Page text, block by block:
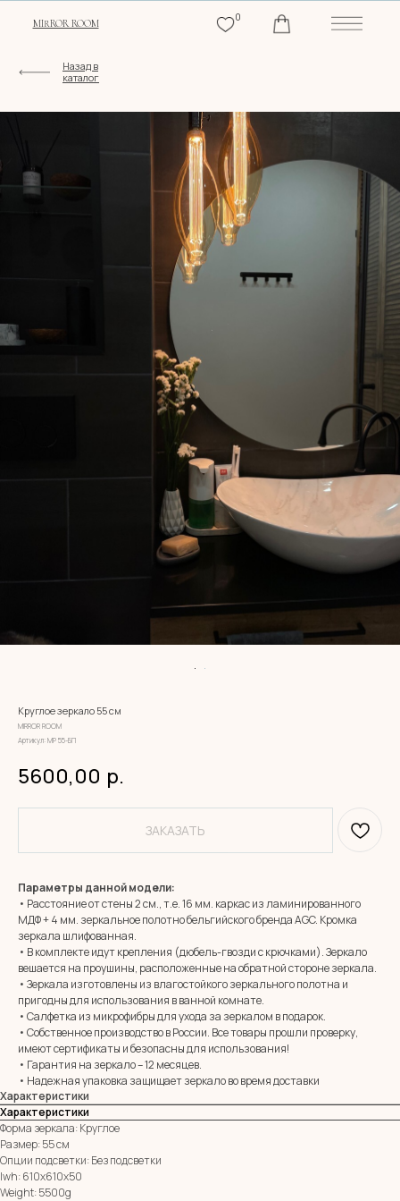
Круглое зеркало 55 см
MIRROR ROOM
Артикул:МР 55-БП
5600,00 р.
ЗАКАЗАТЬ
Параметры данной модели:
• Расстояние от стены 2 см., т.е. 16 мм. каркас из ламинированного
МДФ + 4 мм. зеркальное полотно бельгийского бренда AGC. Кромка
зеркала шлифованная.
• В комплекте идут крепления (дюбель-гвозди с крючками). Зеркало
вешается на проушины, расположенные на обратной стороне зеркала.
• Зеркала изготовлены из влагостойкого зеркального полотна и
пригодны для использования в ванной комнате.
• Салфетка из микрофибры для ухода за зеркалом в подарок.
• Собственное производство в России. Все товары прошли проверку,
имеют сертификаты и безопасны для использования!
• Гарантия на зеркало – 12 месяцев.
• Надежная упаковка защищает зеркало во время доставки
Характеристики
Характеристики
Форма зеркала: Круглое
Размер: 55 см
Опции подсветки: Без подсветки
lwh: 610x610x50
Weight: 5500g
MIRROR ROOM
+7 (961) 595-72-73
E-mail:
Адрес: 350037, г. Краснодар,
х. им. Ленина, ДНТ Виктория,
ул. Казачья, д. 2А
zerkala@ksk23.ru
Остались вопросы?
Оставь заявку и мы с Вами свяжемся